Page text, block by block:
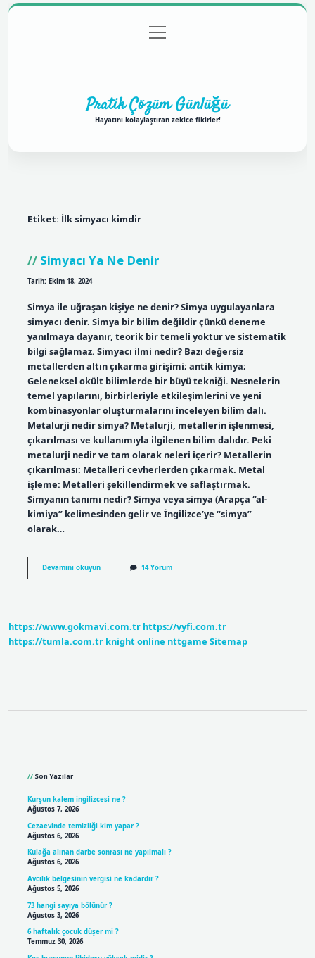
Gizlilik Politikası
menüyü
aç
Pratik Çözüm Günlüğü
Hayatını kolaylaştıran zekice fikirler!
Etiket: İlk simyacı kimdir
Simyacı Ya Ne Denir
Tarih: Ekim 18, 2024
Simya ile uğraşan kişiye ne denir? Simya uygulayanlara
simyacı denir. Simya bir bilim değildir çünkü deneme
yanılmaya dayanır, teorik bir temeli yoktur ve sistematik
bilgi sağlamaz. Simyacı ilmi nedir? Bazı değersiz
metallerden altın çıkarma girişimi; antik kimya;
Geleneksel okült bilimlerde bir büyü tekniği. Nesnelerin
temel yapılarını, birbirleriyle etkileşimlerini ve yeni
kombinasyonlar oluşturmalarını inceleyen bilim dalı.
Metalurji nedir simya? Metalurji, metallerin işlenmesi,
çıkarılması ve kullanımıyla ilgilenen bilim dalıdır. Peki
metalurji nedir ve tam olarak neleri içerir? Metallerin
çıkarılması: Metalleri cevherlerden çıkarmak. Metal
işleme: Metalleri şekillendirmek ve saflaştırmak.
Simyanın tanımı nedir? Simya veya simya (Arapça “al-
kimiya” kelimesinden gelir ve İngilizce’ye “simya”
olarak…
Devamını okuyunSimyacı
Ya
14 Yorum
https://www.gokmavi.com.tr https://vyfi.com.tr
https://tumla.com.tr knight online nttgame Sitemap
Son Yazılar
Kurşun kalem ingilizcesi ne ?
Ağustos 7, 2026
Cezaevinde temizliği kim yapar ?
Ağustos 6, 2026
Kulağa alınan darbe sonrası ne yapılmalı ?
Ağustos 6, 2026
Avcılık belgesinin vergisi ne kadardır ?
Ağustos 5, 2026
73 hangi sayıya bölünür ?
Ağustos 3, 2026
6 haftalık çocuk düşer mi ?
Temmuz 30, 2026